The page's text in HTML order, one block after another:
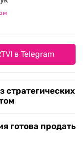
в Telegram
стратегических
готова продать